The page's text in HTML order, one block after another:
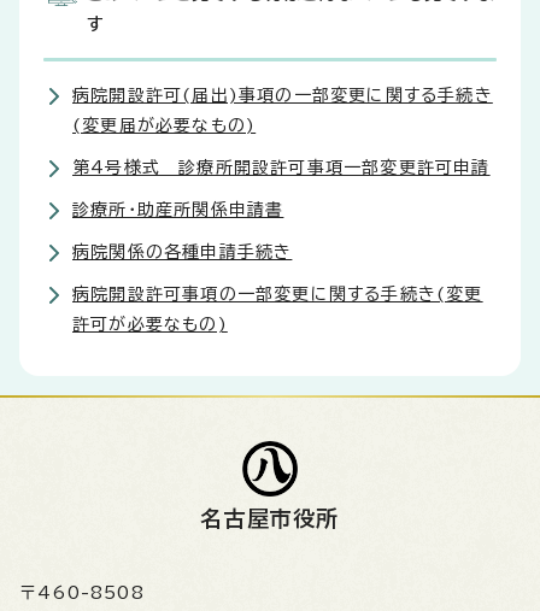
す
病院開設許可(届出)事項の一部変更に関する手続き
(変更届が必要なもの)
第4号様式 診療所開設許可事項一部変更許可申請
診療所・助産所関係申請書
病院関係の各種申請手続き
病院開設許可事項の一部変更に関する手続き(変更
許可が必要なもの)
名古屋市役所
〒460-8508